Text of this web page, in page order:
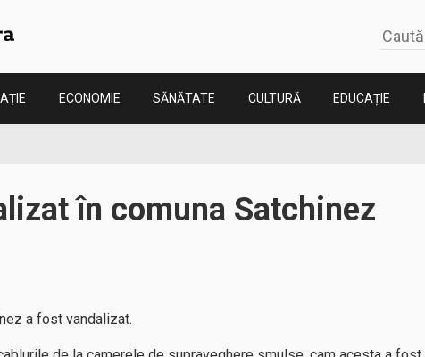
ECONOMIE SĂNĂTATE CULTURĂ EDUCAȚIE
în comuna Satchinez
a fost vandalizat.